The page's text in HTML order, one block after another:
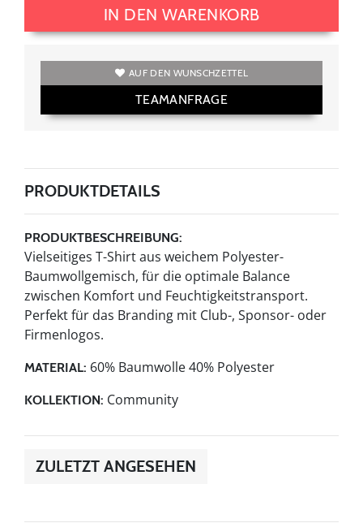
IN DEN WARENKORB
AUF DEN WUNSCHZETTEL
TEAMANFRAGE
PRODUKTDETAILS
PRODUKTBESCHREIBUNG:
Vielseitiges T-Shirt aus weichem Polyester-
Baumwollgemisch, für die optimale Balance
zwischen Komfort und Feuchtigkeitstransport.
Perfekt für das Branding mit Club-, Sponsor- oder
Firmenlogos.
MATERIAL: 60% Baumwolle 40% Polyester
KOLLEKTION: Community
ZULETZT ANGESEHEN